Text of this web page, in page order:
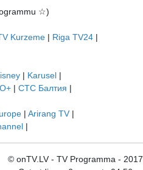
☆)
Kurzeme | Riga TV24 |
| Karusel |
| СТС Балтия |
| Arirang TV |
|
© onTV.LV - TV Programma - 2017